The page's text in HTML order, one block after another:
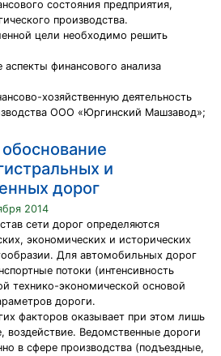
состояния предприятия,
производства.
цели необходимо решить
аспекты финансового анализа
хозяйственную деятельность
ООО «Юргинский Машзавод»;
и
дорог
2014
сети дорог определяются
экономических и исторических
Для автомобильных дорог
потоки (интенсивность
технико-экономической основой
дороги.
факторов оказывает при этом лишь
воздействие. Ведомственные дороги
в сфере производства (подъездные,